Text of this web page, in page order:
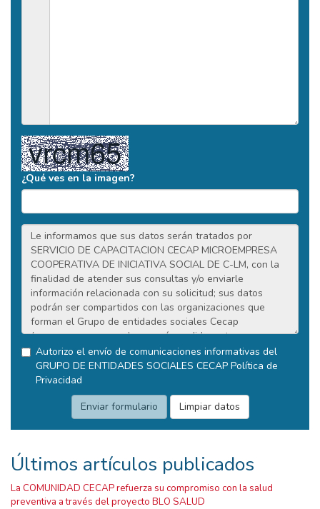
¿Qué ves en la imagen?
Autorizo el envío de comunicaciones informativas del
GRUPO DE ENTIDADES SOCIALES CECAP Política de
Privacidad
Últimos artículos publicados
La COMUNIDAD CECAP refuerza su compromiso con la salud
preventiva a través del proyecto BLO SALUD